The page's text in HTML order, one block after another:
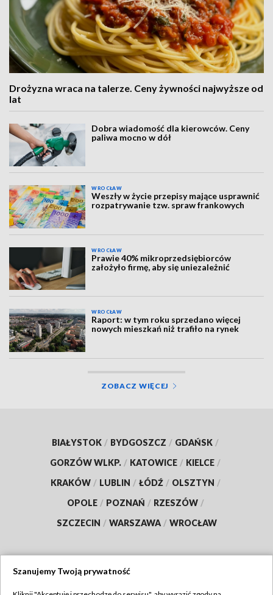
Drożyzna wraca na talerze. Ceny żywności najwyższe od
lat
Dobra wiadomość dla kierowców. Ceny
paliwa mocno w dół
WROCŁAW
Weszły w życie przepisy mające usprawnić
rozpatrywanie tzw. spraw frankowych
WROCŁAW
Prawie 40% mikroprzedsiębiorców
założyło firmę, aby się uniezależnić
WROCŁAW
Raport: w tym roku sprzedano więcej
nowych mieszkań niż trafiło na rynek
ZOBACZ WIĘCEJ
BIAŁYSTOK / BYDGOSZCZ / GDAŃSK /
GORZÓW WLKP. / KATOWICE / KIELCE /
KRAKÓW / LUBLIN / ŁÓDŹ / OLSZTYN /
OPOLE / POZNAŃ / RZESZÓW /
SZCZECIN / WARSZAWA / WROCŁAW
Szanujemy Twoją prywatność